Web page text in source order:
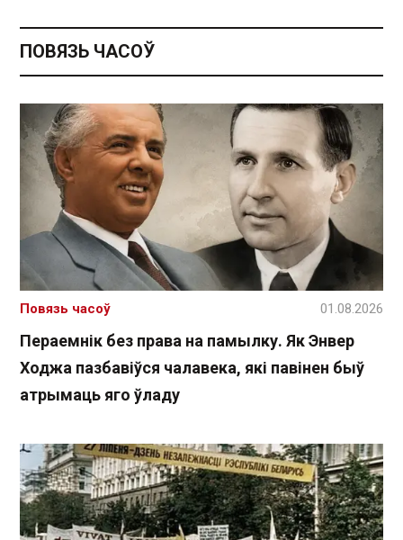
ПОВЯЗЬ ЧАСОЎ
Пераемнік без права на памылку. Як Энвер
Ходжа пазбавіўся чалавека, які павінен быў
атрымаць яго ўладу
Повязь часоў 01.08.2026